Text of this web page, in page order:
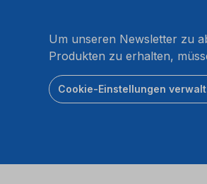
Um unseren Newsletter zu
Produkten zu erhalten,
Cookie-Einstellungen